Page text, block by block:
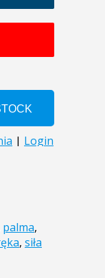
palma,
, siła